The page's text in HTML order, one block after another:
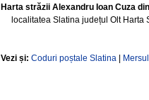
Harta străzii Alexandru Ioan Cuza
localitatea Slatina județul Olt Harta
Vezi și: Coduri poștale Slatina